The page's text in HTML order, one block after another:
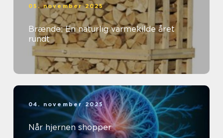
05. november 2025
Brænde: En naturlig varmekilde året
rundt
04. november 2025
Når hjernen shopper